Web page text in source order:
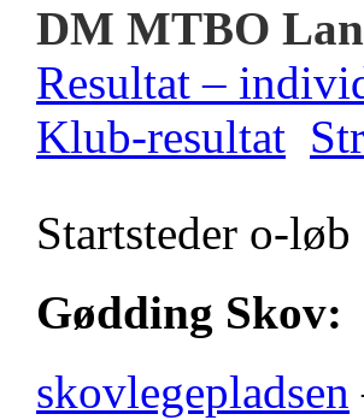
DM MTBO
Resultat –
Klub-resultat
Startsteder o-løb
Gødding Skov:
skovlegepladsen